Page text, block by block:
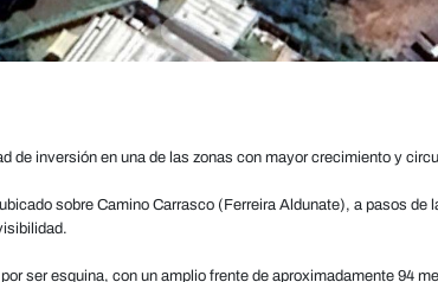
de inversión en una de las zonas con mayor crecimiento y
sobre Camino Carrasco (Ferreira Aldunate), a pasos de
ser esquina, con un amplio frente de aproximadamente 94